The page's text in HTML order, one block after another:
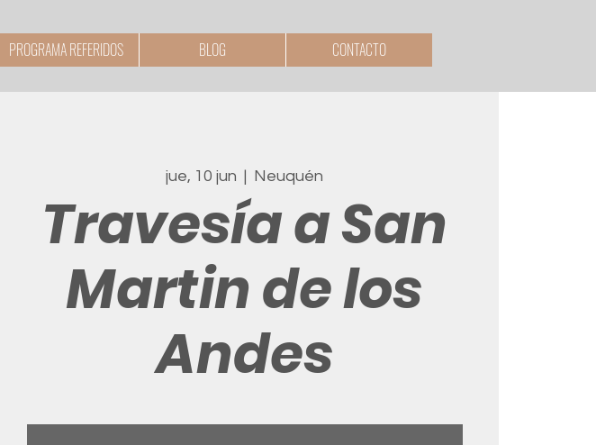
PROGRAMA REFERIDOS BLOG CONTACTO
jue, 10 jun
  |
Neuquén
Travesía a San
Martin de los
Andes